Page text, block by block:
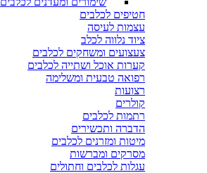
חטיפים לכלבים
עצמות לעיסה
ציוד נלווה לכלב
צעצועים ומשחקים לכלבים
קערות אוכל ושתייה לכלבים
רפואה טבעית ומשלימה
רצועות
קולרים
רתמות לכלבים
הדברה ותכשירים
מיטות ומזרנים לכלבים
מסרקים ומברשות
עגלות לכלבים וחתולים